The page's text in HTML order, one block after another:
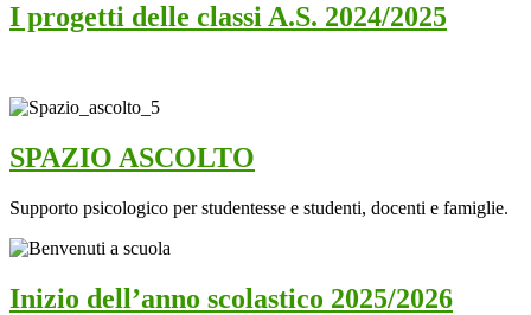
I progetti delle classi A.S. 2024/2025
SPAZIO ASCOLTO
Supporto psicologico per studentesse e studenti, docenti e famiglie.
Inizio dell’anno scolastico 2025/2026